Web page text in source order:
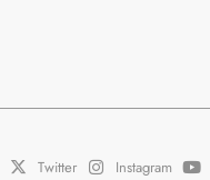
Twitter Instagram